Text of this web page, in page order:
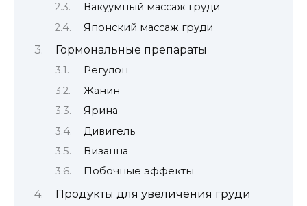
Вакуумный массаж груди
Японский массаж груди
Гормональные препараты
Регулон
Жанин
Ярина
Дивигель
Визанна
Побочные эффекты
Продукты для увеличения груди